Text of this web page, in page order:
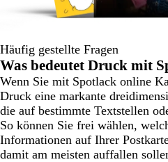
Häufig gestellte Fragen
Was bedeutet Druck mit
Wenn Sie mit Spotlack online
Druck eine markante
die auf bestimmte Textstellen
So können Sie frei wählen,
Informationen auf Ihrer
damit am meisten auffallen